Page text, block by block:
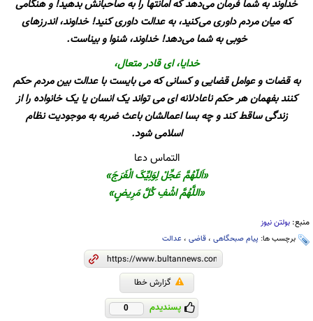
خداوند به شما فرمان می‌دهد که امانتها را به صاحبانش بدهید! و هنگامی
که میان مردم داوری می‌کنید، به عدالت داوری کنید! خداوند، اندرزهای
خوبی به شما می‌دهد! خداوند، شنوا و بیناست.
خدایا، ای قادر متعال،
به قضات و عوامل قضایی و کسانی که می بایست با عدالت بین مردم حکم
کنند بفهمان هر حکم ناعادلانه ای می تواند یک انسان یا یک خانواده را از
زندگی ساقط کند و چه بسا اعمالشان باعث ضربه به موجودیت نظام
اسلامی شود.
التماس دعا
«اَللّهُمَّ عَجِّلْ لِوَلِيِّکَ الْفَرَجَ»
«اللَّهُمَّ اشْفِ کُلَّ مَرِیضٍ»
منبع: بولتن نیوز
برچسب ها: پیام صبحگاهی ، قاضی ، عدالت
گزارش خطا
پسندیدم 0